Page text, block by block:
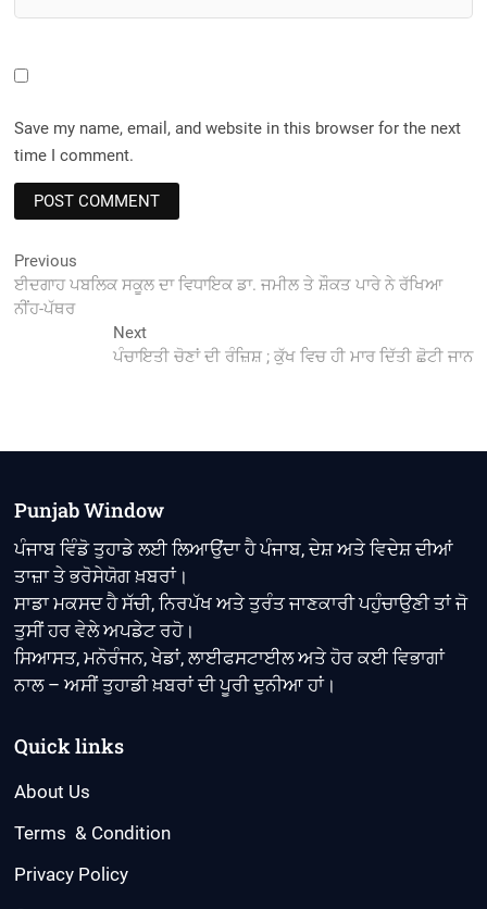
Save my name, email, and website in this browser for the next
time I comment.
Post
navigation
Previous
post:
ਈਦਗਾਹ ਪਬਲਿਕ ਸਕੂਲ ਦਾ ਵਿਧਾਇਕ ਡਾ. ਜਮੀਲ ਤੇ ਸ਼ੌਕਤ ਪਾਰੇ ਨੇ ਰੱਖਿਆ
ਨੀਂਹ-ਪੱਥਰ
NextNext
post:
ਪੰਚਾਇਤੀ ਚੋਣਾਂ ਦੀ ਰੰਜ਼ਿਸ਼ ; ਕੁੱਖ ਵਿਚ ਹੀ ਮਾਰ ਦਿੱਤੀ ਛੋਟੀ ਜਾਨ
Punjab Window
ਪੰਜਾਬ ਵਿੰਡੋ ਤੁਹਾਡੇ ਲਈ ਲਿਆਉਂਦਾ ਹੈ ਪੰਜਾਬ, ਦੇਸ਼ ਅਤੇ ਵਿਦੇਸ਼ ਦੀਆਂ
ਤਾਜ਼ਾ ਤੇ ਭਰੋਸੇਯੋਗ ਖ਼ਬਰਾਂ।
ਸਾਡਾ ਮਕਸਦ ਹੈ ਸੱਚੀ, ਨਿਰਪੱਖ ਅਤੇ ਤੁਰੰਤ ਜਾਣਕਾਰੀ ਪਹੁੰਚਾਉਣੀ ਤਾਂ ਜੋ
ਤੁਸੀਂ ਹਰ ਵੇਲੇ ਅਪਡੇਟ ਰਹੋ।
ਸਿਆਸਤ, ਮਨੋਰੰਜਨ, ਖੇਡਾਂ, ਲਾਈਫਸਟਾਈਲ ਅਤੇ ਹੋਰ ਕਈ ਵਿਭਾਗਾਂ
ਨਾਲ – ਅਸੀਂ ਤੁਹਾਡੀ ਖ਼ਬਰਾਂ ਦੀ ਪੂਰੀ ਦੁਨੀਆ ਹਾਂ।
Quick links
About Us
Terms & Condition
Privacy Policy